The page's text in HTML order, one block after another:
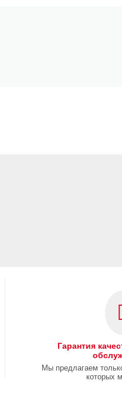
Гарантия
Мы предлагаем
которых